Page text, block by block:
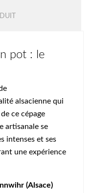
pot : le
alsacienne qui
ce cépage
artisanale se
intenses et ses
une expérience
(Alsace)